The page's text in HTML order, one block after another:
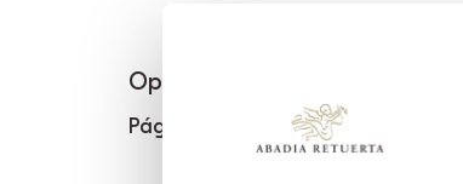
Opciones disponibles:
Página 1 de 2